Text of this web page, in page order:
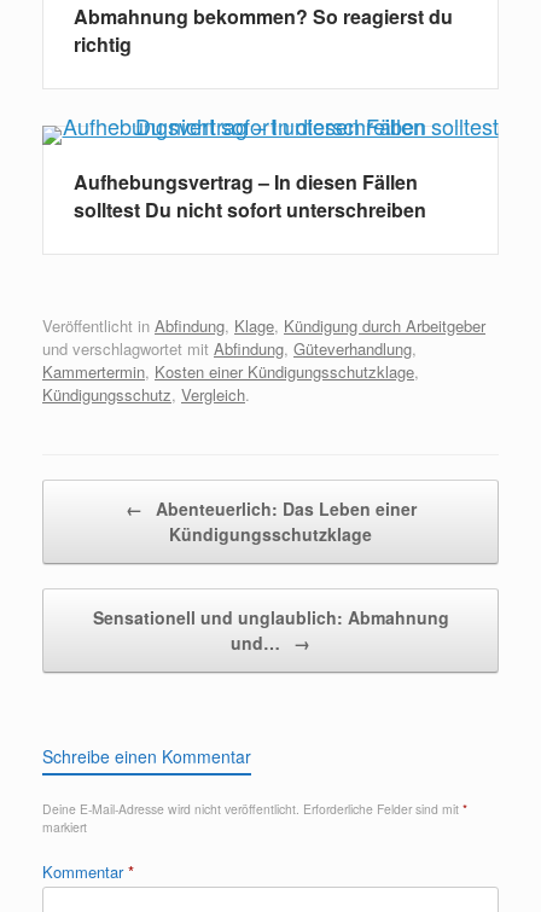
Abmahnung bekommen? So reagierst du
richtig
Aufhebungsvertrag – In diesen Fällen
solltest Du nicht sofort unterschreiben
Veröffentlicht in Abfindung, Klage, Kündigung durch Arbeitgeber
und verschlagwortet mit Abfindung, Güteverhandlung,
Kammertermin, Kosten einer Kündigungsschutzklage,
Kündigungsschutz, Vergleich.
← Abenteuerlich: Das Leben einer
Kündigungsschutzklage
Sensationell und unglaublich: Abmahnung
und…
→
Schreibe einen Kommentar
Deine E-Mail-Adresse wird nicht veröffentlicht. Erforderliche Felder sind mit *
markiert
Kommentar*